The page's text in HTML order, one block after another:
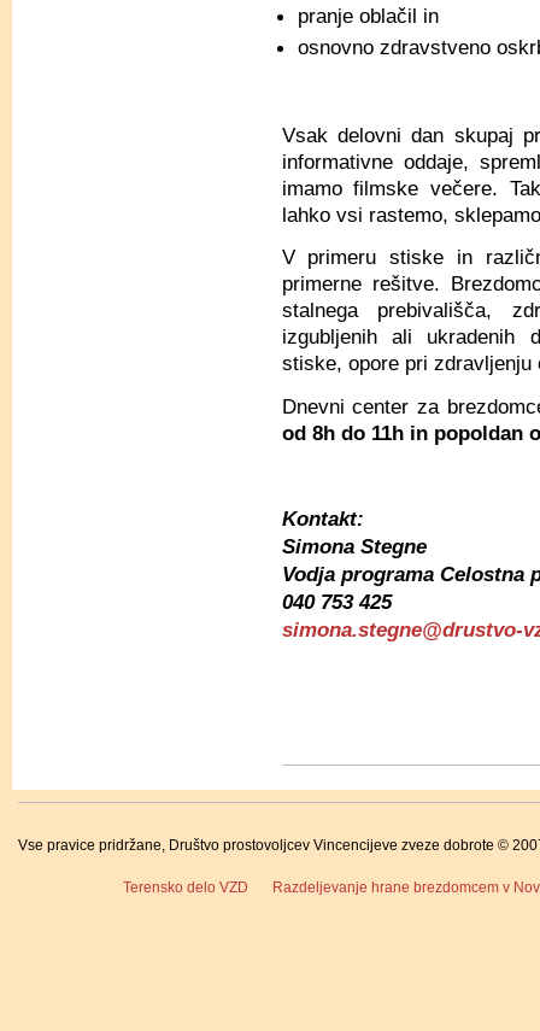
pranje oblačil in
osnovno zdravstveno
Vsak delovni dan skupaj
informativne oddaje,
imamo filmske večere.
lahko vsi rastemo,
V primeru stiske in
primerne rešitve.
stalnega prebivališča,
izgubljenih ali ukradenih
stiske, opore pri zdravljenju
Dnevni center za
od 8h do 11hin popoldan
Kontakt:
Simona Stegne
Vodja programa Celostna
040 753 425
simona.stegne@drustvo-
Vse pravice pridržane, Društvo prostovoljcev Vincencijeve zveze dobrote ©
Terensko delo VZD Razdeljevanje hrane brezdomcem v